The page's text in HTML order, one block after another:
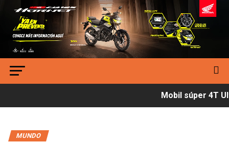
Mobil súper 4T
MUNDO